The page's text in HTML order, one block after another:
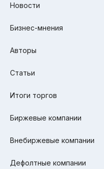
Новости
Бизнес-мнения
Авторы
Статьи
Итоги торгов
Биржевые компании
Внебиржевые компании
Дефолтные компании